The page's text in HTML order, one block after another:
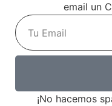
email un
¡No hacemos